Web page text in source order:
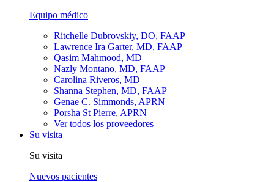
Equipo médico
Ritchelle Dubrovskiy, DO, FAAP
Lawrence Ira Garter, MD, FAAP
Qasim Mahmood, MD
Nazly Montano, MD, FAAP
Carolina Riveros, MD
Shanna Stephen, MD, FAAP
Genae C. Simmonds, APRN
Porsha St Pierre, APRN
Ver todos los proveedores
Su visita
Su visita
Nuevos pacientes